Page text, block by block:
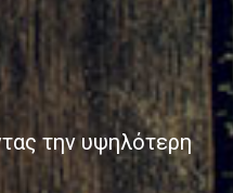
την υψηλότερη